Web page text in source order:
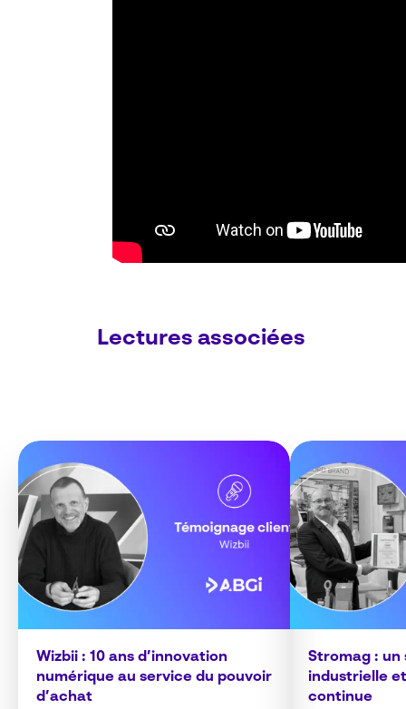
Lectures associées
Wizbii : 10 ans d’innovation
numérique au service du pouvoir
d’achat
Stromag : un
industrielle
continue